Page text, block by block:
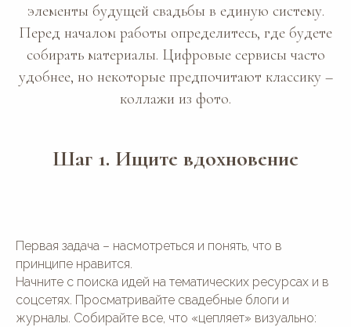
элементы будущей свадьбы в единую систему.
Перед началом работы определитесь, где будете
собирать материалы. Цифровые сервисы часто
удобнее, но некоторые предпочитают классику –
коллажи из фото.
Шаг 1. Ищите вдохновение
Первая задача – насмотреться и понять, что в
принципе нравится.
Начните с поиска идей на тематических ресурсах и в
соцсетях. Просматривайте свадебные блоги и
журналы. Собирайте все, что «цепляет» визуально: